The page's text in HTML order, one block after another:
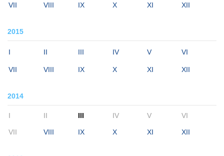
VII VIII IX X XI XII
2015
I II III IV V VI
VII VIII IX X XI XII
2014
I II III IV V VI
VII VIII IX X XI XII